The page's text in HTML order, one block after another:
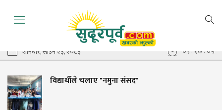
शनिबार, साउन २३, २०८३ ०९ : १७ : ०६
विद्यार्थीले चलाए "नमुना संसद"